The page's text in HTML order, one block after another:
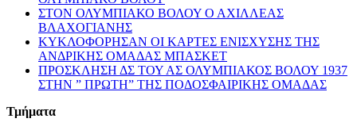
ΣΤΟΝ ΟΛΥΜΠΙΑΚΟ ΒΟΛΟΥ Ο ΑΧΙΛΛΕΑΣ
ΒΛΑΧΟΓΙΑΝΗΣ
ΚΥΚΛΟΦΟΡΗΣΑΝ ΟΙ ΚΑΡΤΕΣ ΕΝΙΣΧΥΣΗΣ ΤΗΣ
ΑΝΔΡΙΚΗΣ ΟΜΑΔΑΣ ΜΠΑΣΚΕΤ
ΠΡΟΣΚΛΗΣΗ ΔΣ ΤΟΥ ΑΣ ΟΛΥΜΠΙΑΚΟΣ ΒΟΛΟΥ 1937
ΣΤΗΝ ” ΠΡΩΤΗ” ΤΗΣ ΠΟΔΟΣΦΑΙΡΙΚΗΣ ΟΜΑΔΑΣ
Τμήματα